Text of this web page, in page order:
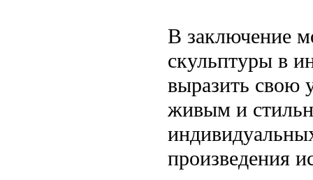
В заключение
скульптуры в
выразить свою
живым и
произведения